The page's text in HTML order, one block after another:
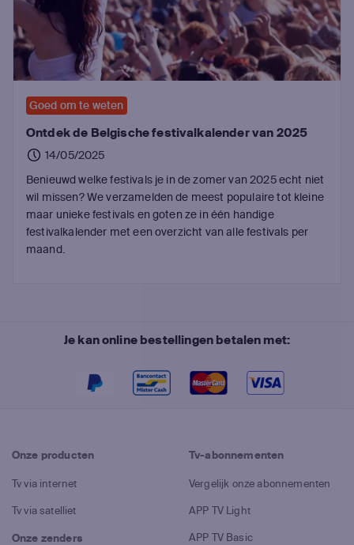
Goed om te weten
Ontdek de Belgische festivalkalender van 2025
14/05/2025
Benieuwd welke festivals je in de zomer van 2025 echt niet
wil missen? We verzamelden de meest populaire tot kleine
maar unieke festivals en goten ze in één handige
festivalkalender met een overzicht van alle festivals per
maand.
Je kan online bestellingen betalen met:
Onze producten
Tv via internet
Tv via satelliet
Onze zenders
Tv-abonnementen
Vergelijk onze abonnementen
APP TV Light
APP TV Basic